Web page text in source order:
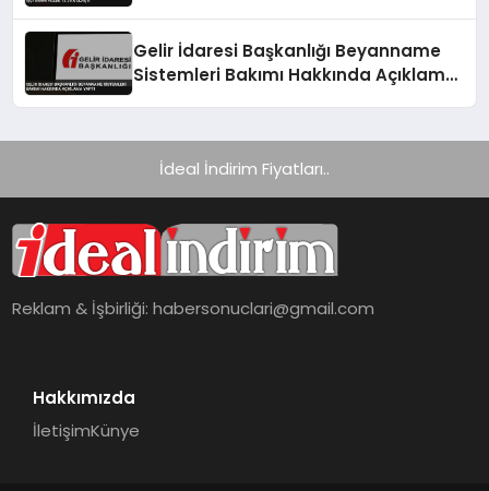
Gelir İdaresi Başkanlığı Beyanname
Sistemleri Bakımı Hakkında Açıklama
İdeal İndirim Fiyatları..
Reklam & İşbirliği:habersonuclari@gmail.com
Hakkımızda
İletişimKünye